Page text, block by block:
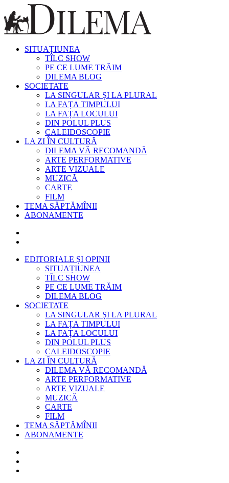
SITUAȚIUNEA
TÎLC SHOW
PE CE LUME TRĂIM
DILEMA BLOG
SOCIETATE
LA SINGULAR ȘI LA PLURAL
LA FAȚA TIMPULUI
LA FAȚA LOCULUI
DIN POLUL PLUS
CALEIDOSCOPIE
LA ZI ÎN CULTURĂ
DILEMA VĂ RECOMANDĂ
ARTE PERFORMATIVE
ARTE VIZUALE
MUZICĂ
CARTE
FILM
TEMA SĂPTĂMÎNII
ABONAMENTE
EDITORIALE ȘI OPINII
SITUAȚIUNEA
TÎLC SHOW
PE CE LUME TRĂIM
DILEMA BLOG
SOCIETATE
LA SINGULAR ȘI LA PLURAL
LA FAȚA TIMPULUI
LA FAȚA LOCULUI
DIN POLUL PLUS
CALEIDOSCOPIE
LA ZI ÎN CULTURĂ
DILEMA VĂ RECOMANDĂ
ARTE PERFORMATIVE
ARTE VIZUALE
MUZICĂ
CARTE
FILM
TEMA SĂPTĂMÎNII
ABONAMENTE